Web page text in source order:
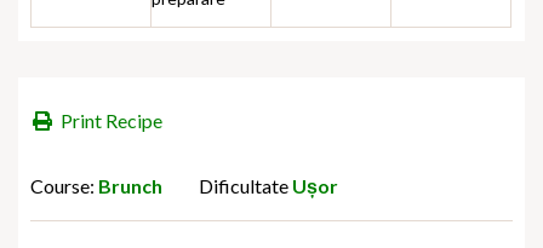
Print Recipe
Course: Brunch Dificultate Ușor